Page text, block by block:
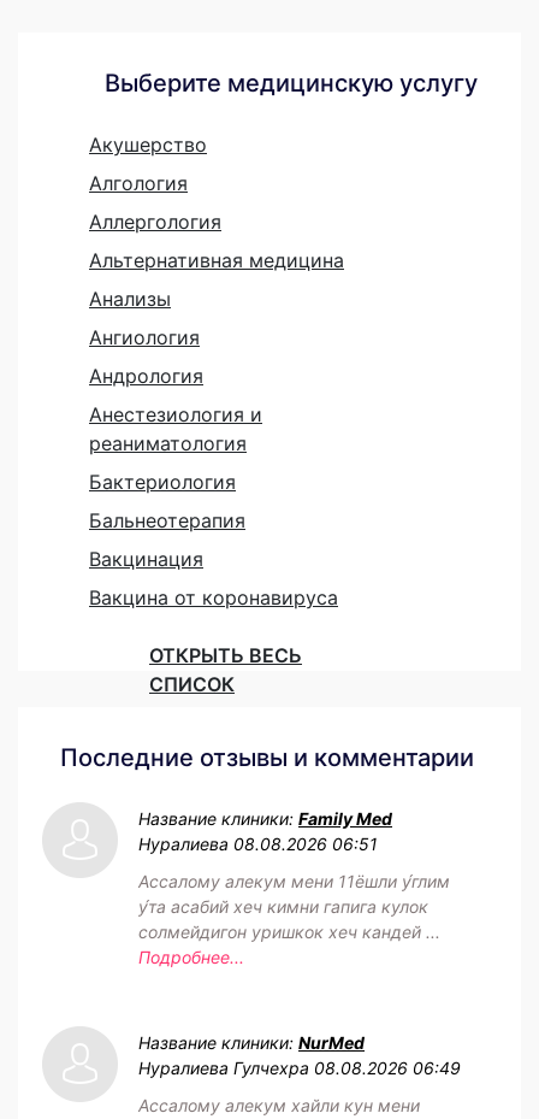
Выберите медицинскую услугу
Акушерство
Алгология
Аллергология
Альтернативная медицина
Анализы
Ангиология
Андрология
Анестезиология и
реаниматология
Бактериология
Бальнеотерапия
Вакцинация
Вакцина от коронавируса
ОТКРЫТЬ ВЕСЬ
СПИСОК
Последние отзывы и комментарии
Название клиники: Family Med
Нуралиева 08.08.2026 06:51
Ассалому алекум мени 11ёшли у́глим
у́та асабий хеч кимни гапига кулок
солмейдигон уришкок хеч кандей ...
Подробнее...
Название клиники: NurMed
Нуралиева Гулчехра 08.08.2026 06:49
Ассалому алекум хайли кун мени